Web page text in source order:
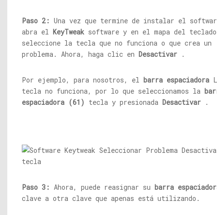
Paso 2: Una vez que termine de instalar el
abra el KeyTweak software y en el mapa del
seleccione la tecla que no funciona o que crea un
problema. Ahora, haga clic en Desactivar .
Por ejemplo, para nosotros, el barra espaciadora
tecla no funciona, por lo que seleccionamos la
espaciadora (61) tecla y presionada Desactivar .
Paso 3: Ahora, puede reasignar su barra
clave a otra clave que apenas está utilizando.